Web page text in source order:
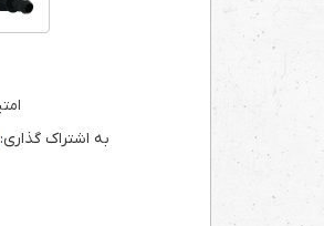
به اشتراک گذاری: